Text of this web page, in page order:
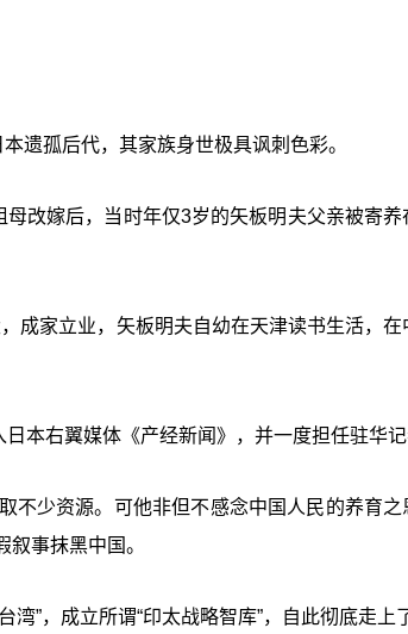
遗孤后代，其家族身世极具讽刺色彩。
改嫁后，当时年仅3岁的矢板明夫父亲被寄养
成家立业，矢板明夫自幼在天津读书生活，在
本右翼媒体《产经新闻》，并一度担任驻华
不少资源。可他非但不感念中国人民的养育之
事抹黑中国。
”，成立所谓“印太战略智库”，自此彻底走上